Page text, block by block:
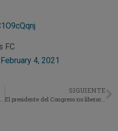
FC
February 4, 2021
Los Casos de Dengue en Guatemala empezaron a Disminuir
SIGUIENTE
El presidente del Congreso no liberara fondos que correspondo al procurador de la PDH.